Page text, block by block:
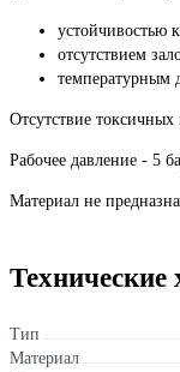
устойчивостью
отсутствием
температурным
Отсутствие токсичных
Рабочее давление - 5
Материал не
Тип
Материал